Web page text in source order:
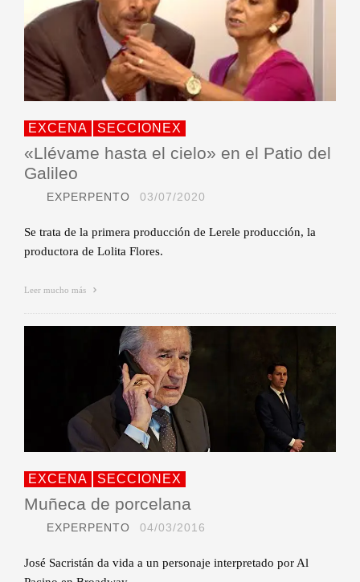
EXCENA SECCIONEX
«Llévame hasta el cielo» en el Patio del
Galileo
EXPERPENTO 03/07/2020
Se trata de la primera producción de Lerele producción, la
productora de Lolita Flores.
Leer mucho más
EXCENA SECCIONEX
Muñeca de porcelana
EXPERPENTO 04/03/2016
José Sacristán da vida a un personaje interpretado por Al